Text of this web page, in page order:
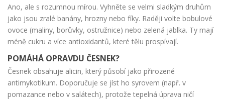
Ano, ale s rozumnou mírou. Vyhněte se velmi sladkým druhům
jako jsou zralé banány, hrozny nebo fíky. Raději volte bobulové
ovoce (maliny, borůvky, ostružnice) nebo zelená jablka. Ty mají
méně cukru a více antioxidantů, které tělu prospívají.
POMÁHÁ OPRAVDU ČESNEK?
Česnek obsahuje alicin, který působí jako přirozené
antimykotikum. Doporučuje se jíst ho syrovem (např. v
pomazance nebo v salátech), protože tepelná úprava ničí